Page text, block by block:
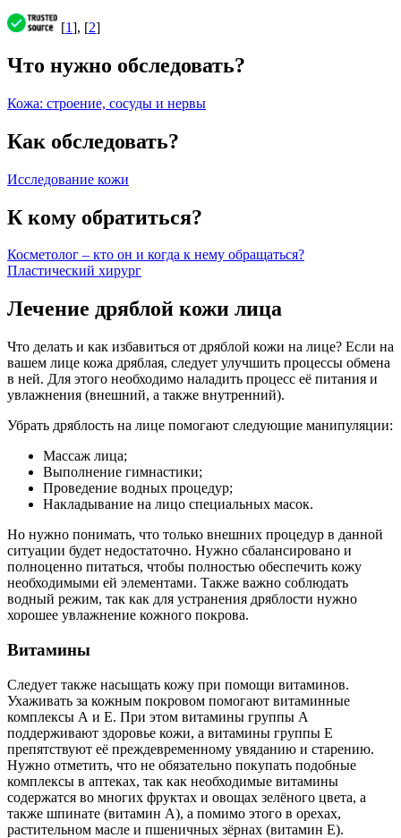
[1], [2]
Что нужно обследовать?
Кожа: строение, сосуды и нервы
Как обследовать?
Исследование кожи
К кому обратиться?
Косметолог – кто он и когда к нему обращаться?
Пластический хирург
Лечение дряблой кожи лица
Что делать и как избавиться от дряблой кожи на лице? Если на
вашем лице кожа дряблая, следует улучшить процессы обмена
в ней. Для этого необходимо наладить процесс её питания и
увлажнения (внешний, а также внутренний).
Убрать дряблость на лице помогают следующие манипуляции:
Массаж лица;
Выполнение гимнастики;
Проведение водных процедур;
Накладывание на лицо специальных масок.
Но нужно понимать, что только внешних процедур в данной
ситуации будет недостаточно. Нужно сбалансировано и
полноценно питаться, чтобы полностью обеспечить кожу
необходимыми ей элементами. Также важно соблюдать
водный режим, так как для устранения дряблости нужно
хорошее увлажнение кожного покрова.
Витамины
Следует также насыщать кожу при помощи витаминов.
Ухаживать за кожным покровом помогают витаминные
комплексы А и Е. При этом витамины группы А
поддерживают здоровье кожи, а витамины группы Е
препятствуют её преждевременному увяданию и старению.
Нужно отметить, что не обязательно покупать подобные
комплексы в аптеках, так как необходимые витамины
содержатся во многих фруктах и овощах зелёного цвета, а
также шпинате (витамин А), а помимо этого в орехах,
растительном масле и пшеничных зёрнах (витамин Е).